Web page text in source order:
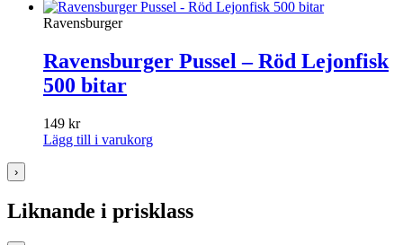
Ravensburger
Ravensburger Pussel – Röd Lejonfisk
500 bitar
149 kr
Lägg till i varukorg
›
Liknande i prisklass